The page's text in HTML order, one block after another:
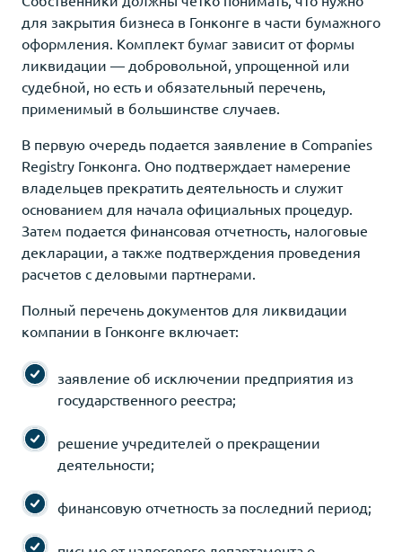
для закрытия бизнеса в Гонконге в части бумажного
оформления. Комплект бумаг зависит от формы
ликвидации — добровольной, упрощенной или
судебной, но есть и обязательный перечень,
применимый в большинстве случаев.
В первую очередь подается заявление в Companies
Registry Гонконга. Оно подтверждает намерение
владельцев прекратить деятельность и служит
основанием для начала официальных процедур.
Затем подается финансовая отчетность, налоговые
декларации, а также подтверждения проведения
расчетов с деловыми партнерами.
Полный перечень документов для ликвидации
компании в Гонконге включает:
заявление об исключении предприятия из
государственного реестра;
решение учредителей о прекращении
деятельности;
финансовую отчетность за последний период;